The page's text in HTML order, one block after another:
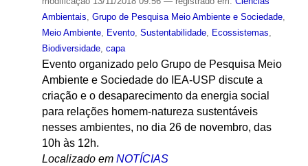
Ambientais, Grupo de Pesquisa Meio Ambiente e Sociedade,
Meio Ambiente, Evento, Sustentabilidade, Ecossistemas,
Biodiversidade, capa
Evento organizado pelo Grupo de Pesquisa Meio
Ambiente e Sociedade do IEA-USP discute a
criação e o desaparecimento da energia social
para relações homem-natureza sustentáveis
nesses ambientes, no dia 26 de novembro, das
10h às 12h.
Localizado em NOTÍCIAS